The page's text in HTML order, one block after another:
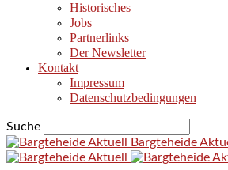
Historisches
Jobs
Partnerlinks
Der Newsletter
Kontakt
Impressum
Datenschutzbedingungen
Suche
Bargteheide